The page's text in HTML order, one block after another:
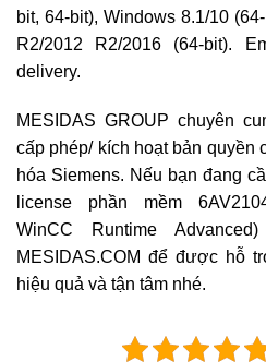
bit, 64-bit), Windows 8.1/10
R2/2012 R2/2016 (64-bit).
delivery.
MESIDAS GROUP chuyên
cấp phép/ kích hoạt bản quyền
hóa Siemens. Nếu bạn đang
license phần mềm
WinCC Runtime
MESIDAS.COM để được hỗ
hiệu quả và tận tâm nhé.